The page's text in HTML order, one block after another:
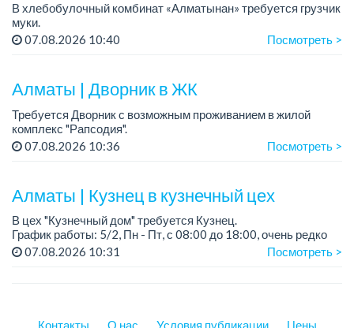
В хлебобулочный комбинат «Алматынан» требуется грузчик
муки.
График работы: 5/2, с 09.00 до 18.00.
07.08.2026 10:40 Посмотреть >
Алматы | Дворник в ЖК
Требуется Дворник с возможным проживанием в жилой
комплекс "Рапсодия".
График работы: 6/1, пн-пт.: 08:00 - 16:00; сб.: 08:00 - 12:00.
07.08.2026 10:36 Посмотреть >
Алматы | Кузнец в кузнечный цех
В цех "Кузнечный дом" требуется Кузнец.
График работы: 5/2, Пн - Пт, с 08:00 до 18:00, очень редко
суббота.
07.08.2026 10:31 Посмотреть >
Контакты О нас Условия публикации Цены